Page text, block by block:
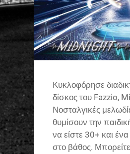
Κυκλοφόρησε
δίσκος του Fazzio,
Νοσταλγικές
θυμίσουν την
να είστε 30+ και
στο βάθος.